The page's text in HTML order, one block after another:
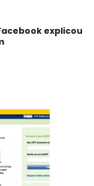
explicou